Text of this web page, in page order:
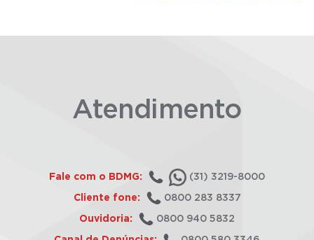
Atendimento
Fale com o BDMG: (31) 3219-8000
Cliente fone: 0800 283 8337
Ouvidoria: 0800 940 5832